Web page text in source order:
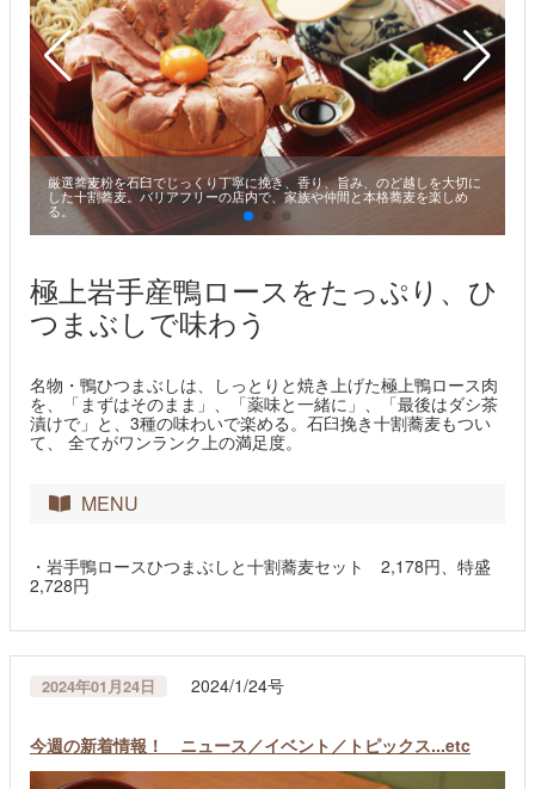
厳選蕎麦粉を石臼でじっくり丁寧に挽き、香り、旨み、のど越しを大切に
した十割蕎麦。バリアフリーの店内で、家族や仲間と本格蕎麦を楽しめ
る。
極上岩手産鴨ロースをたっぷり、ひ
つまぶしで味わう
名物・鴨ひつまぶしは、しっとりと焼き上げた極上鴨ロース肉
を、「まずはそのまま」、「薬味と一緒に」、「最後はダシ茶
漬けで」と、3種の味わいで楽める。石臼挽き十割蕎麦もつい
て、 全てがワンランク上の満足度。
MENU
・岩手鴨ロースひつまぶしと十割蕎麦セット 2,178円、特盛
2,728円
2024年01月24日 2024/1/24号
今週の新着情報！ ニュース／イベント／トピックス...etc